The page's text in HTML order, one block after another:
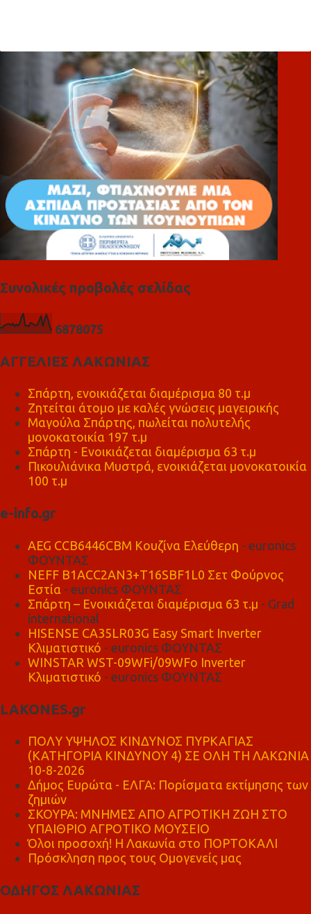
λ
Συνολικές προβολές σελίδας
6878075
ΑΓΓΕΛΙΕΣ ΛΑΚΩΝΙΑΣ
Σπάρτη, ενοικιάζεται διαμέρισμα 80 τ.μ
Ζητείται άτομο με καλές γνώσεις μαγειρικής
Μαγούλα Σπάρτης, πωλείται πολυτελής
μονοκατοικία 197 τ.μ
Σπάρτη - Ενοικιάζεται διαμέρισμα 63 τ.μ
Πικουλιάνικα Μυστρά, ενοικιάζεται μονοκατοικία
100 τ.μ
e-info.gr
AEG CCB6446CBM Κουζίνα Ελεύθερη - euronics
ΦΟΥΝΤΑΣ
NEFF B1ACC2AN3+T16SBF1L0 Σετ Φούρνος
Εστία - euronics ΦΟΥΝΤΑΣ
Σπάρτη – Ενοικιάζεται διαμέρισμα 63 τ.μ - Grad
international
HISENSE CA35LR03G Easy Smart Inverter
Κλιματιστικό - euronics ΦΟΥΝΤΑΣ
WINSTAR WST-09WFi/09WFo Inverter
Κλιματιστικό - euronics ΦΟΥΝΤΑΣ
LAKONES.gr
ΠΟΛΥ ΥΨΗΛΟΣ ΚΙΝΔΥΝΟΣ ΠΥΡΚΑΓΙΑΣ
(ΚΑΤΗΓΟΡΙΑ ΚΙΝΔΥΝΟΥ 4) ΣΕ ΟΛΗ ΤΗ ΛΑΚΩΝΙΑ
10-8-2026
Δήμος Ευρώτα - ΕΛΓΑ: Πορίσματα εκτίμησης των
ζημιών
ΣΚΟΥΡΑ: ΜΝΗΜΕΣ ΑΠΟ ΑΓΡΟΤΙΚΗ ΖΩΗ ΣΤΟ
ΥΠΑΙΘΡΙΟ ΑΓΡΟΤΙΚΟ ΜΟΥΣΕΙΟ
Όλοι προσοχή! Η Λακωνία στο ΠΟΡΤΟΚΑΛΙ
Πρόσκληση προς τους Ομογενείς μας
ΟΔΗΓΟΣ ΛΑΚΩΝΙΑΣ